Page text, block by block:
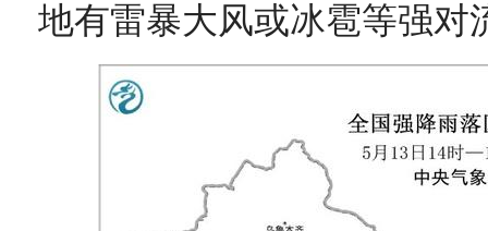
地有雷暴大风或冰雹等强对